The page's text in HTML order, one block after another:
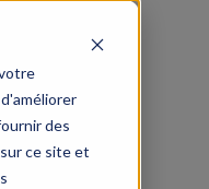
des
ce site et